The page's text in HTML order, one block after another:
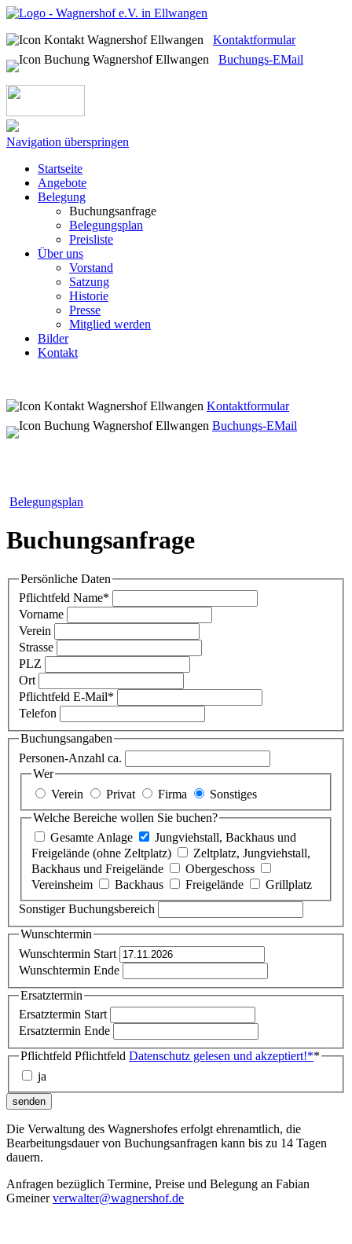
Kontaktformular
Buchungs-EMail
Navigation überspringen
Startseite
Angebote
Belegung
Buchungsanfrage
Belegungsplan
Preisliste
Über uns
Vorstand
Satzung
Historie
Presse
Mitglied werden
Bilder
Kontakt
Kontaktformular
Buchungs-EMail
Belegungsplan
Buchungsanfrage
Persönliche Daten
Pflichtfeld Name*
Vorname
Verein
Strasse
PLZ
Ort
Pflichtfeld E-Mail*
Telefon
Buchungsangaben
Personen-Anzahl ca.
Wer
Verein
Privat Firma
Sonstiges
Welche Bereiche wollen Sie buchen?
Gesamte Anlage
Jungviehstall, Backhaus und
Freigelände (ohne Zeltplatz)
Zeltplatz, Jungviehstall,
Backhaus und Freigelände
Obergeschoss
Vereinsheim
Backhaus Freigelände
Grillplatz
Sonstiger Buchungsbereich
Wunschtermin
Wunschtermin Start
Wunschtermin Ende
Ersatztermin
Ersatztermin Start
Ersatztermin Ende
Pflichtfeld Pflichtfeld Datenschutz gelesen und akzeptiert!**
ja
senden
Die Verwaltung des Wagnershofes erfolgt ehrenamtlich, die
Bearbeitungsdauer von Buchungsanfragen kann bis zu 14 Tagen
dauern.
Anfragen bezüglich Termine, Preise und Belegung an Fabian
Gmeinerverwalter@wagnershof.de